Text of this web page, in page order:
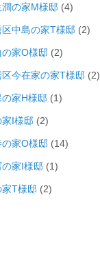
澗の家M様邸 (4)
区中島の家T様邸 (2)
の家O様邸 (2)
区今在家の家T様邸 (2)
の家H様邸 (1)
家I様邸 (2)
の家O様邸 (14)
の家I様邸 (1)
家T様邸 (2)